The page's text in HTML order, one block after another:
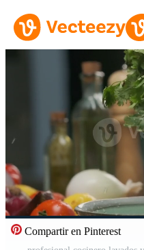
Compartir en Pinterest